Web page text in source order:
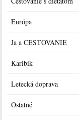
Európa
Ja a CESTOVANIE
Karibik
Letecká doprava
Ostatné